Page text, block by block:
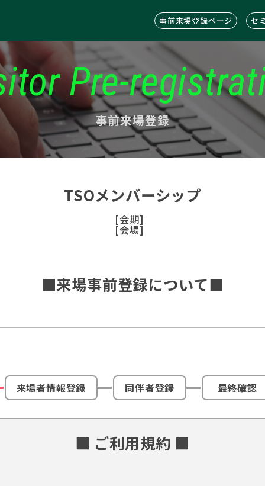
事前来場登録ページ セ
Pre-
事前来場登録
TSOメンバーシップ
[会期]
[会場]
■来場事前登録について■
来場者情報登録 同伴者登録 最終確認
■ ご利用規約 ■